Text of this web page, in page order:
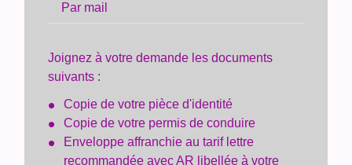
Par mail
Joignez à votre demande les documents
suivants :
Copie de votre pièce d'identité
Copie de votre permis de conduire
Enveloppe affranchie au tarif lettre
recommandée avecAR libellée à votre